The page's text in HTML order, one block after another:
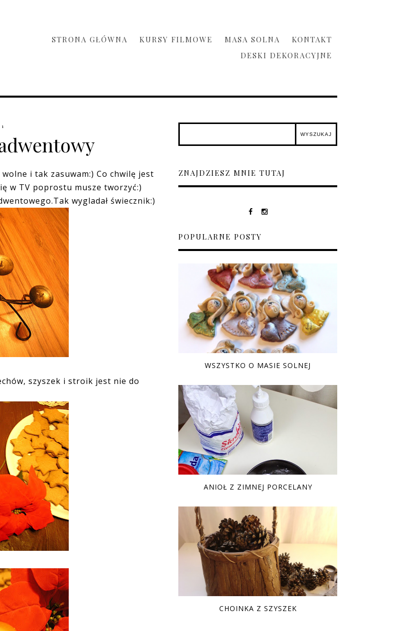
STRONA GŁÓWNA KURSY FILMOWE MASA SOLNA
KONTAKT
DESKI DEKORACYJNE
i tak zasuwam:) Co chwilę jest
w TV poprostu musze tworzyć:)
wygladał świecznik:)
szyszek i stroik jest nie do
ZNAJDZIESZ MNIE TUTAJ
POPULARNE POSTY
WSZYSTKO O MASIE SOLNEJ
ANIOŁ Z ZIMNEJ PORCELANY
CHOINKA Z SZYSZEK